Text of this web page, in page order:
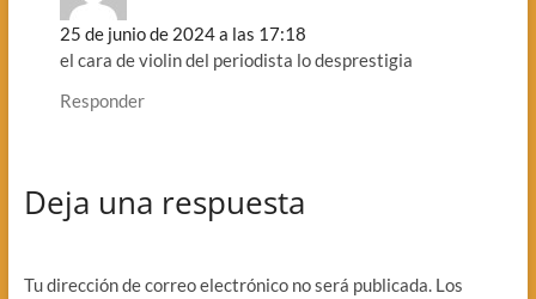
25 de junio de 2024 a las 17:18
el cara de violin del periodista lo desprestigia
Responder
Deja una respuesta
Tu dirección de correo electrónico no será publicada. Los